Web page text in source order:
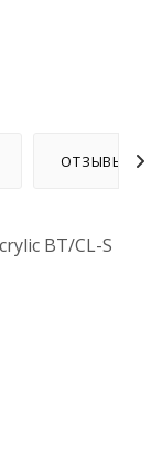
ОТЗЫВЫ
BT/CL-S